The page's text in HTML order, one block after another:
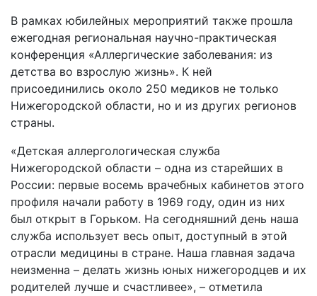
В рамках юбилейных мероприятий также прошла
ежегодная региональная научно-практическая
конференция «Аллергические заболевания: из
детства во взрослую жизнь». К ней
присоединились около 250 медиков не только
Нижегородской области, но и из других регионов
страны.
«Детская аллергологическая служба
Нижегородской области – одна из старейших в
России: первые восемь врачебных кабинетов этого
профиля начали работу в 1969 году, один из них
был открыт в Горьком. На сегодняшний день наша
служба использует весь опыт, доступный в этой
отрасли медицины в стране. Наша главная задача
неизменна – делать жизнь юных нижегородцев и их
родителей лучше и счастливее», – отметила